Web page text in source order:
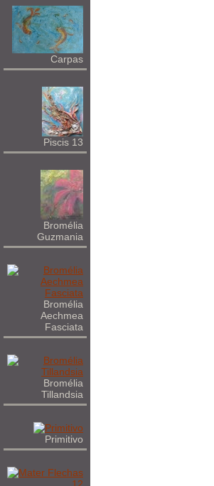
Carpas
Piscis 13
Bromélia
Guzmania
Bromélia
Aechmea
Fasciata
Bromélia
Tillandsia
Primitivo